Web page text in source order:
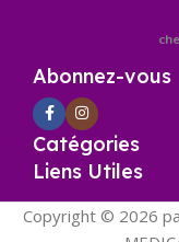
Abonnez-vous
Catégories
Liens Utiles
Copyright © 2026